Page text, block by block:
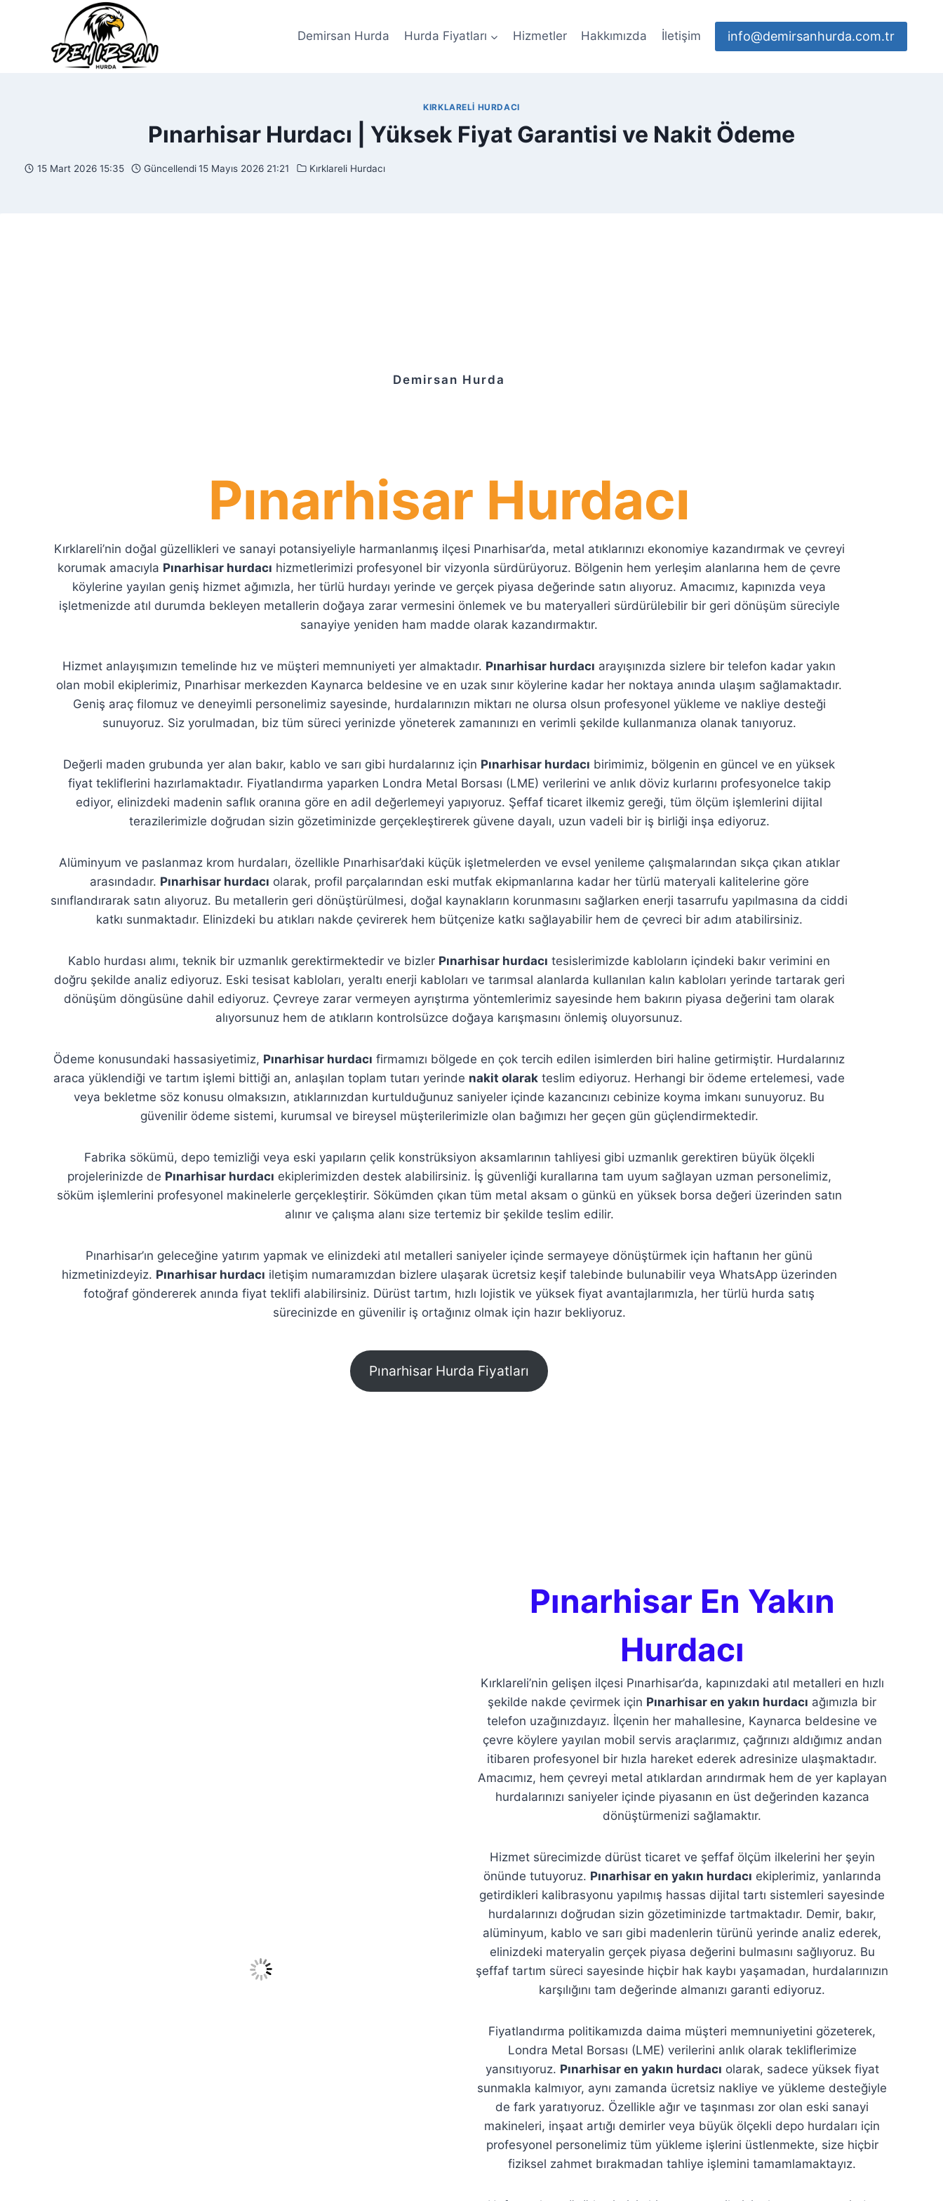
Demirsan Hurda Hurda Fiyatları Hizmetler Hakkımızda İletişim info@demirsanhurda.com.tr
KIRKLARELI HURDACI
Pınarhisar Hurdacı | Yüksek Fiyat Garantisi ve Nakit Ödeme
15 Mart 2026 15:35 Güncellendi 15 Mayıs 2026 21:21 Kırklareli Hurdacı
Demirsan Hurda
Pınarhisar Hurdacı
Kırklareli’nin doğal güzellikleri ve sanayi potansiyeliyle harmanlanmış ilçesi Pınarhisar’da, metal atıklarınızı ekonomiye kazandırmak ve çevreyi
korumak amacıyla Pınarhisar hurdacı hizmetlerimizi profesyonel bir vizyonla sürdürüyoruz. Bölgenin hem yerleşim alanlarına hem de çevre
köylerine yayılan geniş hizmet ağımızla, her türlü hurdayı yerinde ve gerçek piyasa değerinde satın alıyoruz. Amacımız, kapınızda veya
işletmenizde atıl durumda bekleyen metallerin doğaya zarar vermesini önlemek ve bu materyalleri sürdürülebilir bir geri dönüşüm süreciyle
sanayiye yeniden ham madde olarak kazandırmaktır.
Hizmet anlayışımızın temelinde hız ve müşteri memnuniyeti yer almaktadır. Pınarhisar hurdacı arayışınızda sizlere bir telefon kadar yakın
olan mobil ekiplerimiz, Pınarhisar merkezden Kaynarca beldesine ve en uzak sınır köylerine kadar her noktaya anında ulaşım sağlamaktadır.
Geniş araç filomuz ve deneyimli personelimiz sayesinde, hurdalarınızın miktarı ne olursa olsun profesyonel yükleme ve nakliye desteği
sunuyoruz. Siz yorulmadan, biz tüm süreci yerinizde yöneterek zamanınızı en verimli şekilde kullanmanıza olanak tanıyoruz.
Değerli maden grubunda yer alan bakır, kablo ve sarı gibi hurdalarınız için Pınarhisar hurdacı birimimiz, bölgenin en güncel ve en yüksek
fiyat tekliflerini hazırlamaktadır. Fiyatlandırma yaparken Londra Metal Borsası (LME) verilerini ve anlık döviz kurlarını profesyonelce takip
ediyor, elinizdeki madenin saflık oranına göre en adil değerlemeyi yapıyoruz. Şeffaf ticaret ilkemiz gereği, tüm ölçüm işlemlerini dijital
terazilerimizle doğrudan sizin gözetiminizde gerçekleştirerek güvene dayalı, uzun vadeli bir iş birliği inşa ediyoruz.
Alüminyum ve paslanmaz krom hurdaları, özellikle Pınarhisar’daki küçük işletmelerden ve evsel yenileme çalışmalarından sıkça çıkan atıklar
arasındadır. Pınarhisar hurdacı olarak, profil parçalarından eski mutfak ekipmanlarına kadar her türlü materyali kalitelerine göre
sınıflandırarak satın alıyoruz. Bu metallerin geri dönüştürülmesi, doğal kaynakların korunmasını sağlarken enerji tasarrufu yapılmasına da ciddi
katkı sunmaktadır. Elinizdeki bu atıkları nakde çevirerek hem bütçenize katkı sağlayabilir hem de çevreci bir adım atabilirsiniz.
Kablo hurdası alımı, teknik bir uzmanlık gerektirmektedir ve bizler Pınarhisar hurdacı tesislerimizde kabloların içindeki bakır verimini en
doğru şekilde analiz ediyoruz. Eski tesisat kabloları, yeraltı enerji kabloları ve tarımsal alanlarda kullanılan kalın kabloları yerinde tartarak geri
dönüşüm döngüsüne dahil ediyoruz. Çevreye zarar vermeyen ayrıştırma yöntemlerimiz sayesinde hem bakırın piyasa değerini tam olarak
alıyorsunuz hem de atıkların kontrolsüzce doğaya karışmasını önlemiş oluyorsunuz.
Ödeme konusundaki hassasiyetimiz, Pınarhisar hurdacı firmamızı bölgede en çok tercih edilen isimlerden biri haline getirmiştir. Hurdalarınız
araca yüklendiği ve tartım işlemi bittiği an, anlaşılan toplam tutarı yerinde nakit olarak teslim ediyoruz. Herhangi bir ödeme ertelemesi, vade
veya bekletme söz konusu olmaksızın, atıklarınızdan kurtulduğunuz saniyeler içinde kazancınızı cebinize koyma imkanı sunuyoruz. Bu
güvenilir ödeme sistemi, kurumsal ve bireysel müşterilerimizle olan bağımızı her geçen gün güçlendirmektedir.
Fabrika sökümü, depo temizliği veya eski yapıların çelik konstrüksiyon aksamlarının tahliyesi gibi uzmanlık gerektiren büyük ölçekli
projelerinizde de Pınarhisar hurdacı ekiplerimizden destek alabilirsiniz. İş güvenliği kurallarına tam uyum sağlayan uzman personelimiz,
söküm işlemlerini profesyonel makinelerle gerçekleştirir. Sökümden çıkan tüm metal aksam o günkü en yüksek borsa değeri üzerinden satın
alınır ve çalışma alanı size tertemiz bir şekilde teslim edilir.
Pınarhisar’ın geleceğine yatırım yapmak ve elinizdeki atıl metalleri saniyeler içinde sermayeye dönüştürmek için haftanın her günü
hizmetinizdeyiz. Pınarhisar hurdacı iletişim numaramızdan bizlere ulaşarak ücretsiz keşif talebinde bulunabilir veya WhatsApp üzerinden
fotoğraf göndererek anında fiyat teklifi alabilirsiniz. Dürüst tartım, hızlı lojistik ve yüksek fiyat avantajlarımızla, her türlü hurda satış
sürecinizde en güvenilir iş ortağınız olmak için hazır bekliyoruz.
Pınarhisar Hurda Fiyatları
Pınarhisar En Yakın
Hurdacı
Kırklareli’nin gelişen ilçesi Pınarhisar’da, kapınızdaki atıl metalleri en hızlı
şekilde nakde çevirmek için Pınarhisar en yakın hurdacı ağımızla bir
telefon uzağınızdayız. İlçenin her mahallesine, Kaynarca beldesine ve
çevre köylere yayılan mobil servis araçlarımız, çağrınızı aldığımız andan
itibaren profesyonel bir hızla hareket ederek adresinize ulaşmaktadır.
Amacımız, hem çevreyi metal atıklardan arındırmak hem de yer kaplayan
hurdalarınızı saniyeler içinde piyasanın en üst değerinden kazanca
dönüştürmenizi sağlamaktır.
Hizmet sürecimizde dürüst ticaret ve şeffaf ölçüm ilkelerini her şeyin
önünde tutuyoruz. Pınarhisar en yakın hurdacı ekiplerimiz, yanlarında
getirdikleri kalibrasyonu yapılmış hassas dijital tartı sistemleri sayesinde
hurdalarınızı doğrudan sizin gözetiminizde tartmaktadır. Demir, bakır,
alüminyum, kablo ve sarı gibi madenlerin türünü yerinde analiz ederek,
elinizdeki materyalin gerçek piyasa değerini bulmasını sağlıyoruz. Bu
şeffaf tartım süreci sayesinde hiçbir hak kaybı yaşamadan, hurdalarınızın
karşılığını tam değerinde almanızı garanti ediyoruz.
Fiyatlandırma politikamızda daima müşteri memnuniyetini gözeterek,
Londra Metal Borsası (LME) verilerini anlık olarak tekliflerimize
yansıtıyoruz. Pınarhisar en yakın hurdacı olarak, sadece yüksek fiyat
sunmakla kalmıyor, aynı zamanda ücretsiz nakliye ve yükleme desteğiyle
de fark yaratıyoruz. Özellikle ağır ve taşınması zor olan eski sanayi
makineleri, inşaat artığı demirler veya büyük ölçekli depo hurdaları için
profesyonel personelimiz tüm yükleme işlerini üstlenmekte, size hiçbir
fiziksel zahmet bırakmadan tahliye işlemini tamamlamaktayız.